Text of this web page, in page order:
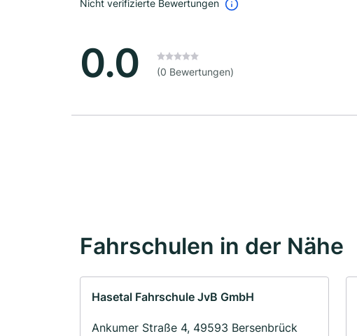
Nicht verifizierte Bewertungen
0.0 (0 Bewertungen)
Fahrschulen in der Nähe
Hasetal Fahrschule JvB GmbH
Ankumer Straße 4, 49593 Bersenbrück